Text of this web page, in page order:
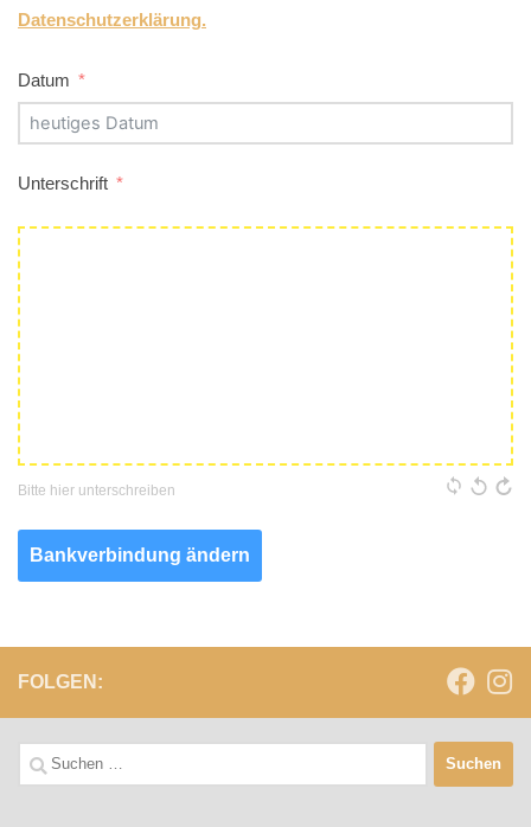
Datenschutzerklärung.
Datum
Unterschrift
Bitte hier unterschreiben
Bankverbindung ändern
FOLGEN:
Suchen
nach: